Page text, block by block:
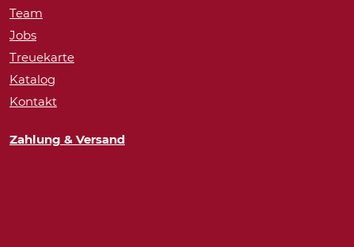
Team
Jobs
Treuekarte
Katalog
Kontakt
Zahlung & Versand